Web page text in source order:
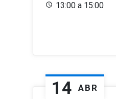
13:00 a 15:00
14 ABR